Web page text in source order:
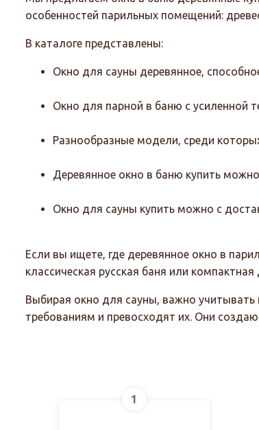
особенностей парильных помещений:
В каталоге представлены:
Окно для сауны деревянное,
Окно для парной в баню с усиленной
Разнообразные модели, среди
Деревянное окно в баню купить
Окно для сауны купить можно с
Если вы ищете, где деревянное окно в
классическая русская баня или
Выбирая окно для сауны, важно учитывать
требованиям и превосходят их. Они
1